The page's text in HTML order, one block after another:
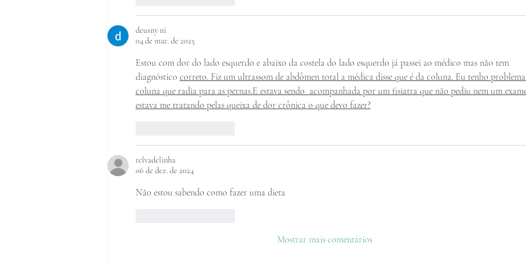
deusny ni
04 de mar. de 2025
Estou com dor do lado esquerdo e abaixo da costela do lado esquerdo já passei ao médico mas não tem
diagnóstico correto. Fiz um ultrassom de abdômen total a médica disse que é da coluna. Eu tenho
coluna que radia para as pernas.E estava sendo  acompanhada por um fisiatra que não pediu nem um
estava me tratando pelas queixa de dor crônica o que devo fazer?
relvadelinha
06 de dez. de 2024
Não estou sabendo como fazer uma dieta
Mostrar mais comentários